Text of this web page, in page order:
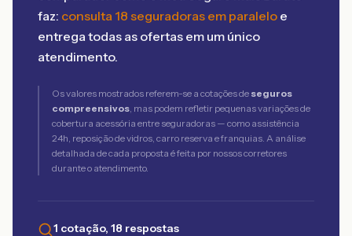
faz: consulta 18 seguradoras em paralelo e
entrega todas as ofertas em um único
atendimento.
Os valores mostrados referem-se a cotações de seguros
compreensivos, mas podem refletir pequenas variações de
cobertura acessória entre seguradoras — como assistência
24h, reposição de vidros, carro reserva e franquias. A análise
detalhada de cada proposta é feita por nossos corretores
durante o atendimento.
1 cotação, 18 respostas